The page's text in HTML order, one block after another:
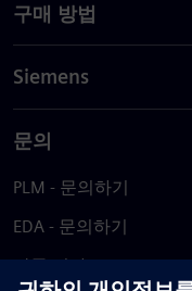
구매 방법
Siemens
문의
PLM - 문의하기
EDA - 문의하기
각국 지사